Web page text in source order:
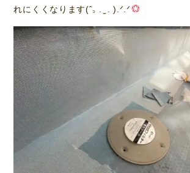
れにくくなります(ˆ꜆ . ̫ . ).ᐟ.ᐟ